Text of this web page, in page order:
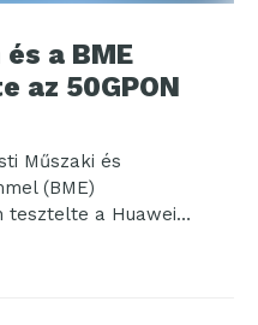
a BME
az 50GPON
Műszaki és
(BME)
tesztelte a Huawei